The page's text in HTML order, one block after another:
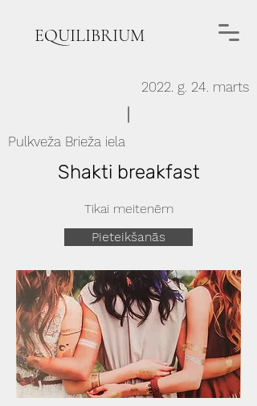
EQUILIBRIUM
2022. g. 24. marts
Pulkveža Brieža iela
Shakti breakfast
Tikai meitenēm
Pieteikšanās